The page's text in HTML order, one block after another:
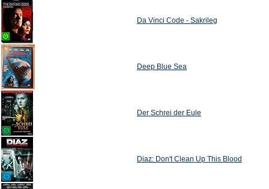
Da Vinci Code - Sakrileg
Deep Blue Sea
Der Schrei der Eule
Diaz: Don't Clean Up This Blood